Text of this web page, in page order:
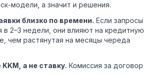
модели, а значит и решения.
близко по времени. Если запросы
в 2–3 недели, они влияют на кредитную
чем растянутая на месяцы череда
а не ставку. Комиссия за договор